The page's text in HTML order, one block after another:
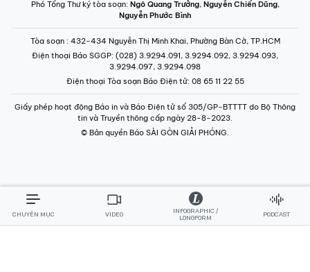
Phó Tổng Thư ký tòa soạn: Ngô Quang Trưởng, Nguyễn Chiến Dũng,
Nguyễn Phước Bình
Tòa soạn : 432-434 Nguyễn Thị Minh Khai, Phường Bàn Cờ, TP.HCM
Điện thoại Báo SGGP: (028) 3.9294.091, 3.9294.092, 3.9294.093,
3.9294.097, 3.9294.098
Điện thoại Tòa soạn Báo Điện tử: 08 65 11 22 55
Giấy phép hoạt động Báo in và Báo Điện tử số 305/GP-BTTTT do Bộ Thông
tin và Truyền thông cấp ngày 28-8-2023.
© Bản quyền Báo SÀI GÒN GIẢI PHÓNG.
CHUYÊN MỤC VIDEO
INFOGRAPHIC /
LONGFORM
PODCAST